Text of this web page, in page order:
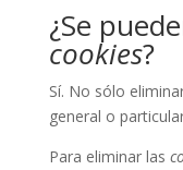
¿Se
cookies?
Sí. No sólo
general o
Para eliminar las